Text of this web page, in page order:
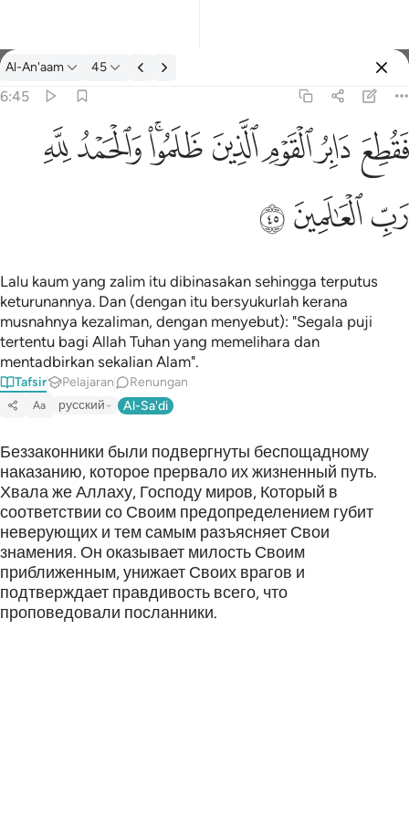
Tafsir: Al-An'aam 6:45
Al-An'aam 45
6:45
فقطع دابر القوم الذين ظلموا والحمد لله رب العالمين ٤٥
ٱلْقَوْمِ ٱلَّذِينَ ظَلَمُوا۟ ۚ وَٱلْحَمْدُ لِلَّهِ رَبِّ ٱلْعَـٰلَمِينَ ٤٥ﱁ ﱂﱃﱄﱅﱆﱇﱈ
ﱉﱊﱋ
Lalu kaum yang zalim itu dibinasakan sehingga terputus
keturunannya. Dan (dengan itu bersyukurlah kerana
musnahnya kezaliman, dengan menyebut): "Segala puji
tertentu bagi Allah Tuhan yang memelihara dan
mentadbirkan sekalian Alam".
Tafsir Pelajaran Renungan
Aa русский Al-Sa'di
Беззаконники были подвергнуты беспощадному
наказанию, которое прервало их жизненный путь.
Хвала же Аллаху, Господу миров, Который в
соответствии со Своим предопределением губит
неверующих и тем самым разъясняет Свои
знамения. Он оказывает милость Своим
приближенным, унижает Своих врагов и
подтверждает правдивость всего, что
проповедовали посланники.